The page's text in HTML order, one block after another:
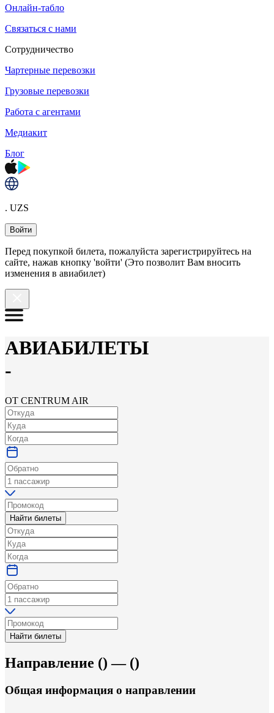
Онлайн-табло
Связаться с нами
Сотрудничество
Чартерные перевозки
Грузовые перевозки
Работа с агентами
Медиакит
Блог
. UZS
Войти
Перед покупкой билета, пожалуйста зарегистрируйтесь на
сайте, нажав кнопку 'войти' (Это позволит Вам вносить
изменения в авиабилет)
АВИАБИЛЕТЫ
-
ОТ CENTRUM AIR
Найти билеты
Найти билеты
Направление () — ()
Общая информация о направлении